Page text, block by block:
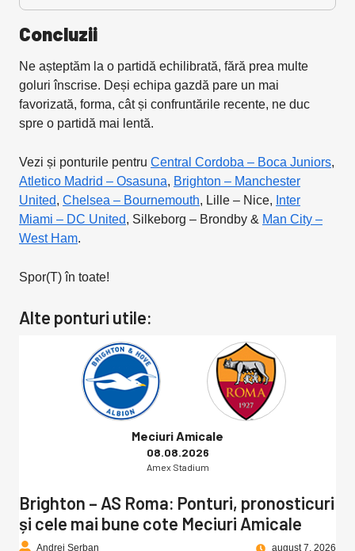
Concluzii
Ne așteptăm la o partidă echilibrată, fără prea multe
goluri înscrise. Deși echipa gazdă pare un mai
favorizată, forma, cât și confruntările recente, ne duc
spre o partidă mai lentă.
Vezi și ponturile pentru Central Cordoba – Boca Juniors,
Atletico Madrid – Osasuna, Brighton – Manchester
United, Chelsea – Bournemouth, Lille – Nice, Inter
Miami – DC United, Silkeborg – Brondby & Man City –
West Ham.
Spor(T) în toate!
Alte ponturi utile:
Meciuri Amicale
08.08.2026
Amex Stadium
Brighton – AS Roma: Ponturi, pronosticuri
și cele mai bune cote Meciuri Amicale
Andrei Serban august 7, 2026